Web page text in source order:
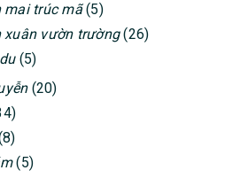
mai trúc mã(5)
xuân vườn trường(26)
(5)
(20)
(5)